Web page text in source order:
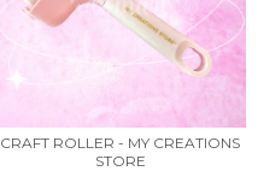
CRAFT ROLLER - MY CREATIONS
STORE